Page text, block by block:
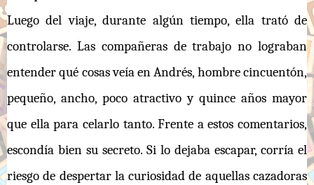
Luego del viaje, durante algún tiempo, ella trató de
controlarse. Las compañeras de trabajo no lograban
entender qué cosas veía en Andrés, hombre cincuentón,
pequeño, ancho, poco atractivo y quince años mayor
que ella para celarlo tanto. Frente a estos comentarios,
escondía bien su secreto. Si lo dejaba escapar, corría el
riesgo de despertar la curiosidad de aquellas cazadoras